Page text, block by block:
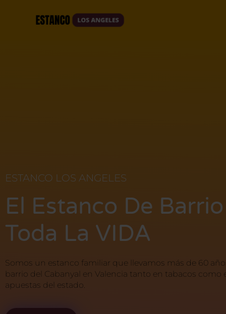
Home
ESTANCO LOS ANGELES
El Estanco De
Toda La VIDA
Somos un estanco familiar que llevamos más de 60
barrio del Cabanyal en Valencia tanto en tabacos como
apuestas del estado.